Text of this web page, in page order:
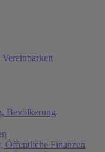
Bevölkerung
Öffentliche Finanzen